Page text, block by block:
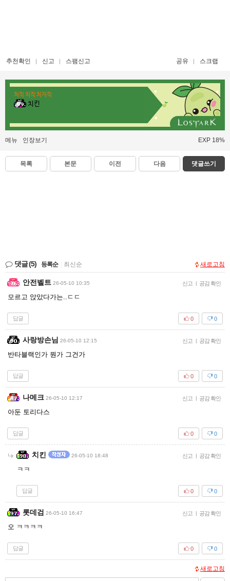
추천확인 신고 스팸신고 공유 스크랩
치직 치직 치지직
치킨
메뉴 인장보기 EXP 18%
목록 본문 이전 다음 댓글쓰기
댓글(5) 등록순 최신순 새로고침
안전벨트 26-05-10 10:35 신고 | 공감 확인
모르고 앉았다가는..ㄷㄷ
답글 0
0
사랑방손님 26-05-10 12:15 신고 | 공감 확인
반타블랙인가 뭔가 그건가
답글 0
0
나메크 26-05-10 12:17 신고 | 공감 확인
아둔 토리다스
답글 0
0
치킨 26-05-10 18:48 신고 | 공감 확인
ㅋㅋ
답글 0
0
롯데검 26-05-10 16:47 신고 | 공감 확인
오 ㅋㅋㅋㅋ
답글 0
0
새로고침